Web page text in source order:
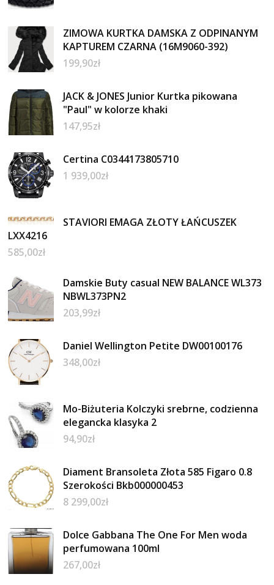
ZIMOWA KURTKA DAMSKA Z ODPINANYM
KAPTUREM CZARNA (16M9060-392)
199,90zł
JACK & JONES Junior Kurtka pikowana
"Paul" w kolorze khaki
147,95zł
Certina C0344173805710
1 939,00zł
STAVIORI EMAGA ZŁOTY ŁAŃCUSZEK
LXX4216
585,00zł
Damskie Buty casual NEW BALANCE WL373
NBWL373PN2
203,99zł
Daniel Wellington Petite DW00100176
348,00zł
Mo-Biżuteria Kolczyki srebrne, codzienna
elegancka klasyka 2
94,90zł
Diament Bransoleta Złota 585 Figaro 0.8
Szerokości Bkb000000453
8 299,00zł
Dolce Gabbana The One For Men woda
perfumowana 100ml
267,00zł